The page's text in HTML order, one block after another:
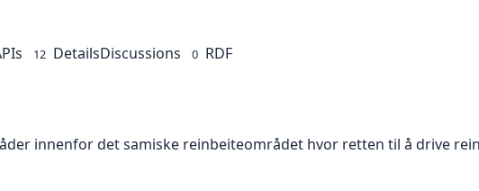
12 DetailsDiscussions 0 RDF
innenfor det samiske reinbeiteområdet hvor retten til å drive